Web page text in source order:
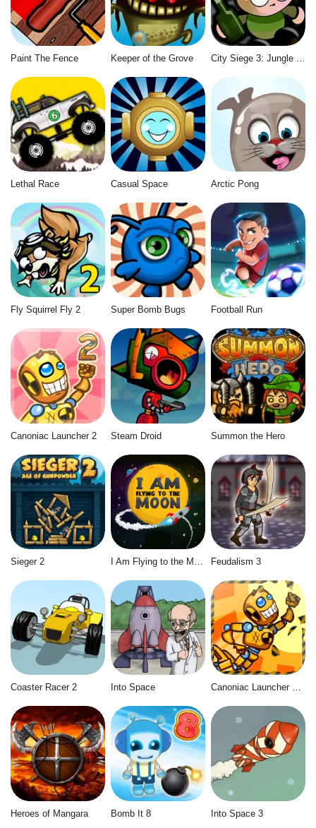
Paint The Fence Keeper of the Grove
Lethal Race Casual Space Arctic Pong
Fly Squirrel Fly 2 Super Bomb Bugs Football Run
Canoniac Launcher 2 Steam Droid Summon the Hero
Sieger 2 I Am Flying to the Moon Feudalism 3
Coaster Racer 2 Into Space Canoniac Launcher X-mas
Heroes of Mangara Bomb It 8 Into Space 3